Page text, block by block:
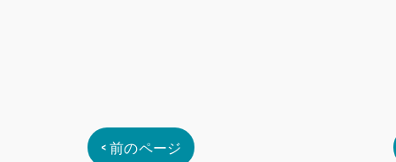
< 前のページ